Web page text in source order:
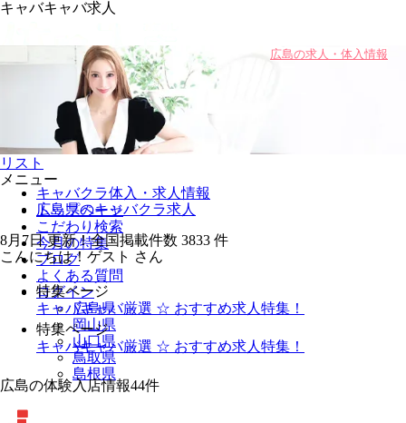
キャバキャバ求人
キープ
リスト
メニュー
トップページ
こだわり検索
今月の特集
ブログ
よくある質問
ログイン
広島県
岡山県
山口県
鳥取県
島根県
広島の求人・体入情報
キャバクラ体入・求人情報
広島県のキャバクラ求人
8月7日更新！全国掲載件数 3833 件
こんにちは！ ゲスト さん
特集ページ
キャバキャバ厳選 ☆ おすすめ求人特集！
特集ページ
キャバキャバ厳選 ☆ おすすめ求人特集！
広島の体験入店情報44件